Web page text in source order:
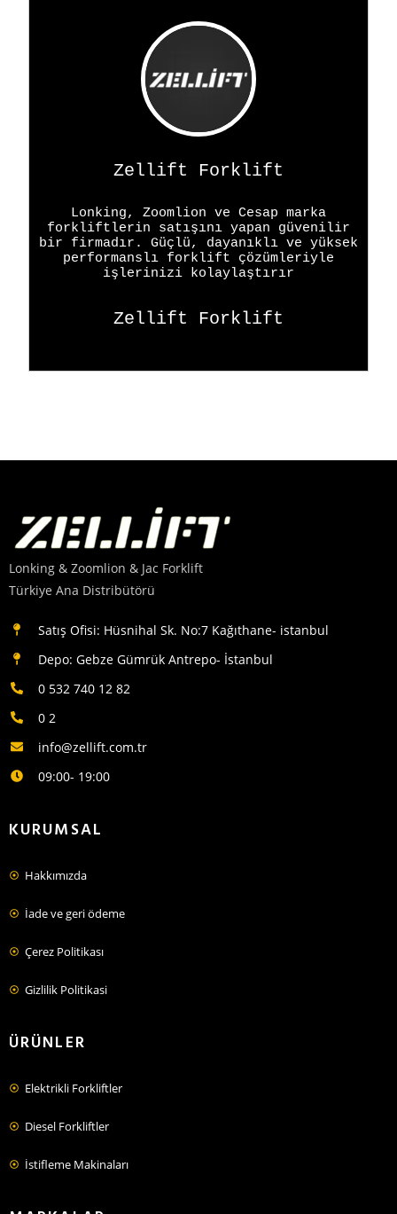
Zellift Forklift
Lonking, Zoomlion ve Cesap marka
forkliftlerin satışını yapan güvenilir
bir firmadır. Güçlü, dayanıklı ve yüksek
performanslı forklift çözümleriyle
işlerinizi kolaylaştırır
Zellift Forklift
Lonking & Zoomlion & Jac Forklift
Türkiye Ana Distribütörü
Satış Ofisi: Hüsnihal Sk. No:7 Kağıthane- istanbul
Depo: Gebze Gümrük Antrepo- İstanbul
0 532 740 12 82
0 2
info@zellift.com.tr
09:00- 19:00
KURUMSAL
Hakkımızda
İade ve geri ödeme
Çerez Politikası
Gizlilik Politikasi
ÜRÜNLER
Elektrikli Forkliftler
Diesel Forkliftler
İstifleme Makinaları